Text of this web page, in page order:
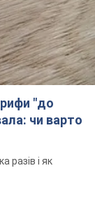
разів і як
вибухи:
вибух у